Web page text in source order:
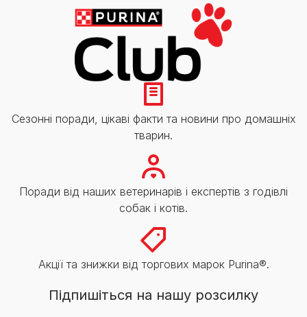
Сезонні поради, цікаві факти та новини про домашніх
тварин.
Поради від наших ветеринарів і експертів з годівлі
собак і котів.
Акції та знижки від торгових марок Purina®.
Підпишіться на нашу розсилку